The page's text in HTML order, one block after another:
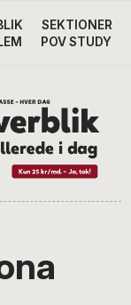
SEKTIONER
POV STUDY